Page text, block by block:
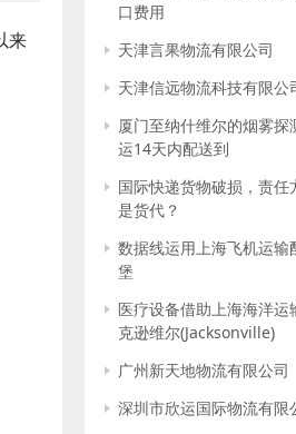
来
口费用
天津言果物流有限公司
天津信远物流科技有限公
厦门至纳什维尔的烟雾探
运14天内配送到
国际快递货物破损，责任
是货代？
数据线运用上海飞机运输
堡
医疗设备借助上海海洋运
克逊维尔(Jacksonville)
广州新天地物流有限公司
深圳市欣运国际物流有限